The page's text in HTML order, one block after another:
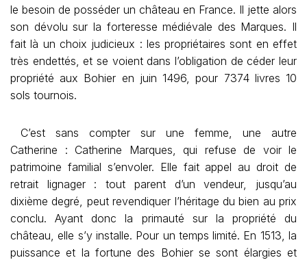
le besoin de posséder un château en France. Il jette alors
son dévolu sur la forteresse médiévale des Marques. Il
fait là un choix judicieux : les propriétaires sont en effet
très endettés, et se voient dans l’obligation de céder leur
propriété aux Bohier en juin 1496, pour 7374 livres 10
sols tournois.
C’est sans compter sur une femme, une autre
Catherine : Catherine Marques, qui refuse de voir le
patrimoine familial s’envoler. Elle fait appel au droit de
retrait lignager : tout parent d’un vendeur, jusqu’au
dixième degré, peut revendiquer l’héritage du bien au prix
conclu. Ayant donc la primauté sur la propriété du
château, elle s’y installe. Pour un temps limité. En 1513, la
puissance et la fortune des Bohier se sont élargies et